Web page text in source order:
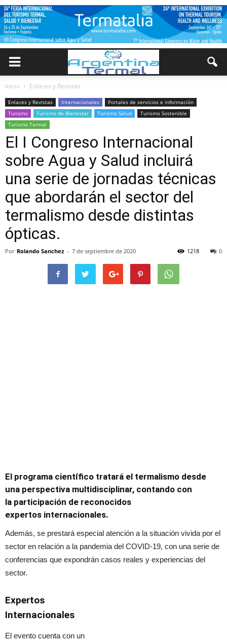
Inicio Enlaces y Revistas
Enlaces y Revistas Internacionales
Portales de servicios e información
Turismo
Turismo de Bienestar Turismo Salud
Turismo Sostenible
Turismo Termal
El I Congreso Internacional
sobre Agua y Salud incluirá
una serie de jornadas técnicas
que abordarán el sector del
termalismo desde distintas
ópticas.
Por Rolando Sanchez - 7 de septiembre de 2020 0
1218
El programa científico tratará el termalismo desde
una perspectiva multidisciplinar, contando con
la participación de reconocidos
expertos internacionales.
Además, se prestará especial atención a la situación vivida por el
sector en relación a la pandemia del COVID-19, con una serie de
conferencias que expondrán casos reales y experiencias del
sector.
Expertos
Internacionales
El evento cuenta con un